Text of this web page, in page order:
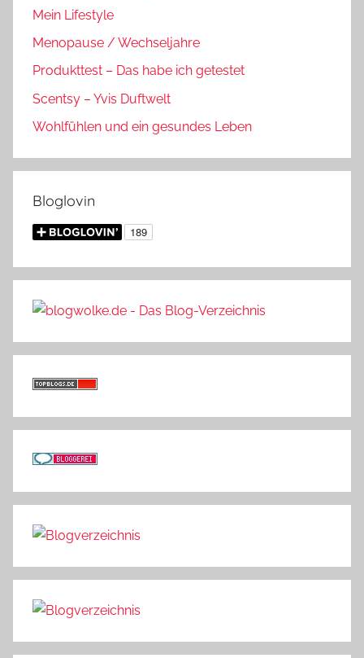
Mein Lifestyle
Menopause / Wechseljahre
Produkttest – Das habe ich getestet
Scentsy – Yvis Duftwelt
Wohlfühlen und ein gesundes Leben
Bloglovin